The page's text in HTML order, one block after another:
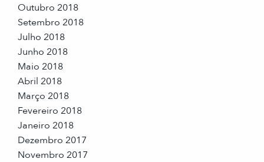
Outubro 2018
Setembro 2018
Julho 2018
Junho 2018
Maio 2018
Abril 2018
Março 2018
Fevereiro 2018
Janeiro 2018
Dezembro 2017
Novembro 2017